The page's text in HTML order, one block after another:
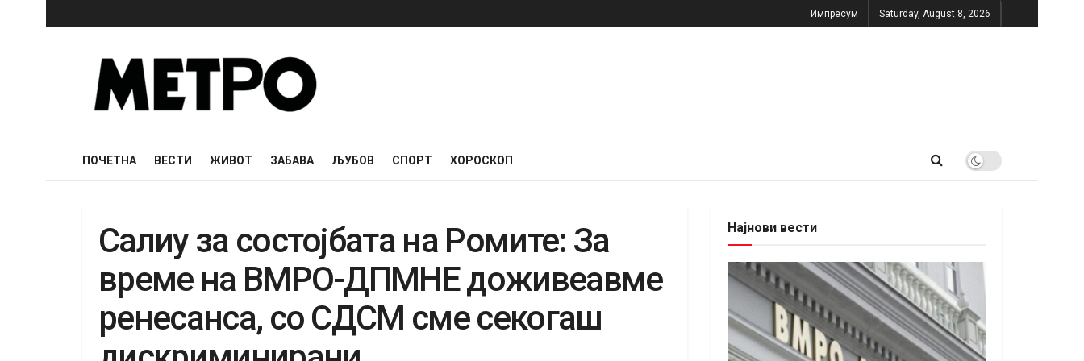
Импресум Saturday, August 8, 2026
ПОЧЕТНА ВЕСТИ ЖИВОТ ЗАБАВА ЉУБОВ СПОРТ ХОРОСКОП
Салиу за состојбата на Ромите: За
време на ВМРО-ДПМНЕ доживеавме
ренесанса, со СДСМ сме секогаш
Најнови вести